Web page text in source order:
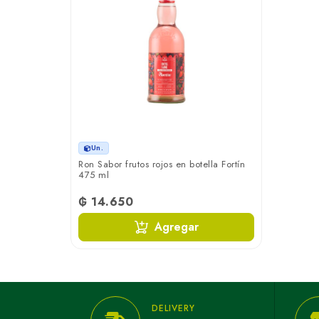
Un.
Ron Sabor frutos rojos en botella Fortín
475 ml
₲ 14.650
Agregar
DELIVERY